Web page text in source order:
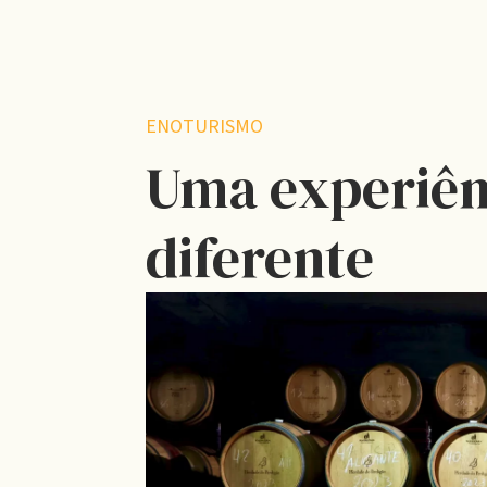
ENOTURISMO
Uma
diferente